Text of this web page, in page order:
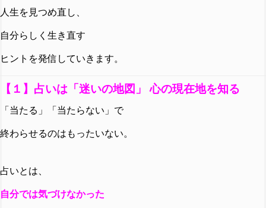
人生を見つめ直し、
自分らしく生き直す
ヒントを発信していきます。
【１】占いは「迷いの地図」 心の現在地を知る
「当たる」「当たらない」で
終わらせるのはもったいない。
占いとは、
自分では気づけなかった